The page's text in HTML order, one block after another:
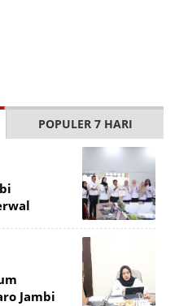
POPULER 7 HARI
Jambi